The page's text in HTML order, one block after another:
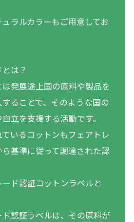
ラルカラーもご用意してお
は？
発展途上国の原料や製品を
ることで、そのような国の
立を支援する活動です。
いるコットンもフェアトレ
基準に従って調達された認
ド認証コットンラベルと
認証ラベルは、その原料が